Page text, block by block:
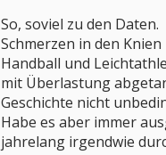
So, soviel zu den Daten.
Schmerzen in den
Handball und
mit Überlastung
Geschichte nicht
Habe es aber immer
jahrelang irgendwie